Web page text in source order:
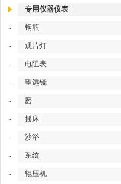
专用仪器仪表
- 钢瓶
- 观片灯
- 电阻表
- 望远镜
- 磨
- 摇床
- 沙浴
- 系统
- 辊压机